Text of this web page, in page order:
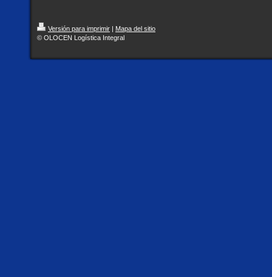
Versión para imprimir | Mapa del sitio
© OLOCEN Logística Integral